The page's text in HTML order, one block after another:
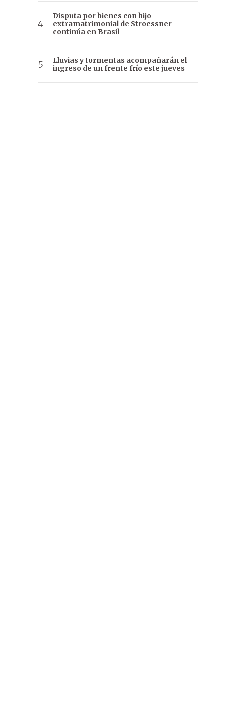
Disputa por bienes con hijo
extramatrimonial de Stroessner
continúa en Brasil
Lluvias y tormentas acompañarán el
ingreso de un frente frío este jueves